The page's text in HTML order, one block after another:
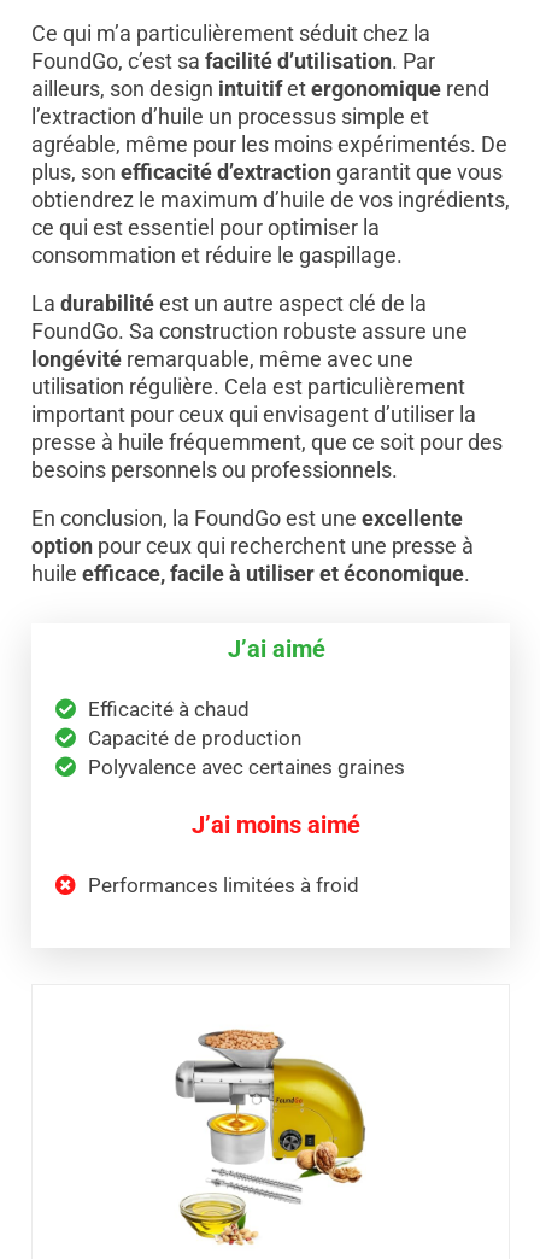
Ce qui m’a particulièrement séduit chez la
FoundGo, c’est sa facilité d’utilisation. Par
ailleurs, son design intuitifetergonomiquerend
l’extraction d’huile un processus simple et
agréable, même pour les moins expérimentés. De
plus, son efficacité d’extractiongarantit que vous
obtiendrez le maximum d’huile de vos ingrédients,
ce qui est essentiel pour optimiser la
consommation et réduire le gaspillage.
La durabilitéest un autre aspect clé de la
FoundGo. Sa construction robuste assure une
longévitéremarquable, même avec une
utilisation régulière. Cela est particulièrement
important pour ceux qui envisagent d’utiliser la
presse à huile fréquemment, que ce soit pour des
besoins personnels ou professionnels.
En conclusion, la FoundGo est une excellente
optionpour ceux qui recherchent une presse à
huile efficace, facile à utiliser et économique.
J’ai aimé
Efficacité à chaud
Capacité de production
Polyvalence avec certaines graines
J’ai moins aimé
Performances limitées à froid